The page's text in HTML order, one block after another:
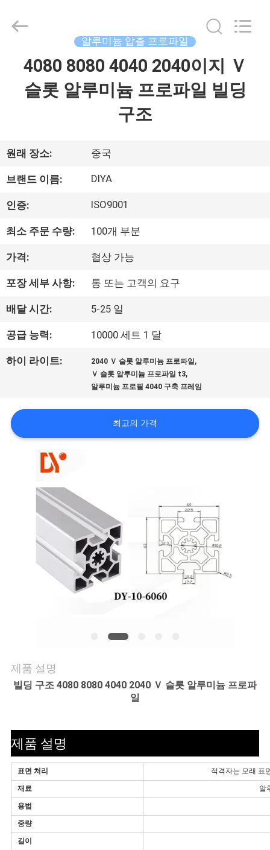
회
사
소
공
장
견
학
질
스
조
회
를
Industrial
알루미늄 압출 프로파일
4080 8080 4040 2040이지 Ｖ
슬롯 알루미늄 프로파일 빌딩
구조
원래 장소: 중국
브랜드 이름: DIYA
인증: ISO9001
최소 주문 수량: 100개 부분
가격: 협상 가능
포장 세부 사항: 통 또는 고객의 요구
배달 시간: 5-25 일
공급 능력: 10000 세트 1 달
하이 라이트: 2040 Ｖ 슬롯 알루미늄 프로파일,
Ｖ 슬롯 알루미늄 프로파일 t3,
알루미늄 프로필 4040 구축 프레임
최고의 가격
제품 설명
빌딩 구조 4080 8080 4040 2040 Ｖ 슬롯 알루미늄 프로파
일
제품 설명
표면 처리 적격자는 모래 표
재료 알
용법
중량
길이